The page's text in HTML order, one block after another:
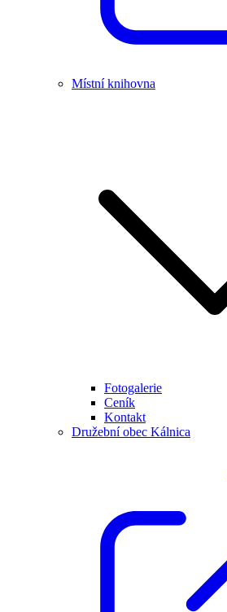
Místní knihovna
Fotogalerie
Ceník
Kontakt
Družební obec Kálnica